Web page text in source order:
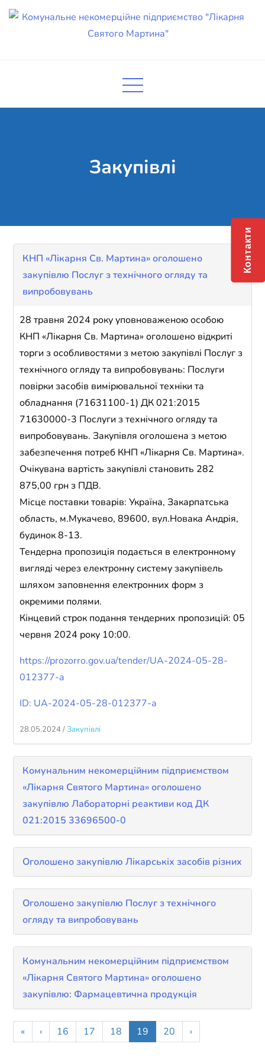
Skip
підприємство "Лікарня Святого
Закупівлі
КНП «Лікарня Св. Мартина» оголошено
закупівлю Послуг з технічного огляду та
випробовувань
28 травня 2024 року уповноваженою особою
КНП «Лікарня Св. Мартина» оголошено відкриті
торги з особливостями з метою закупівлі Послуг з
технічного огляду та випробовувань: Послуги
повірки засобів вимірювальної техніки та
обладнання (71631100-1) ДК 021:2015
71630000-3 Послуги з технічного огляду та
випробовувань. Закупівля оголошена з метою
забезпечення потреб КНП «Лікарня Св. Мартина».
Очікувана вартість закупівлі становить 282
875,00 грн з ПДВ.
Місце поставки товарів: Україна, Закарпатська
область, м.Мукачево, 89600, вул.Новака Андрія,
будинок 8-13.
Тендерна пропозиція подається в електронному
вигляді через електронну систему закупівель
шляхом заповнення електронних форм з
окремими полями.
Кінцевий строк подання тендерних пропозицій: 05
червня 2024 року 10:00.
https://prozorro.gov.ua/tender/UA-2024-05-28-
012377-a
ID: UA-2024-05-28-012377-a
28.05.2024/Закупівлі
Комунальним некомерційним підприємством
«Лікарня Святого Мартина» оголошено
закупівлю Лабораторні реактиви код ДК
021:2015 33696500-0
Оголошено закупівлю Лікарськіх засобів різних
Оголошено закупівлю Послуг з технічного
огляду та випробовувань
Комунальним некомерційним підприємством
«Лікарня Святого Мартина» оголошено
закупівлю: Фармацевтична продукція
« ‹ 16 17 18 19 20 ›
Контакти